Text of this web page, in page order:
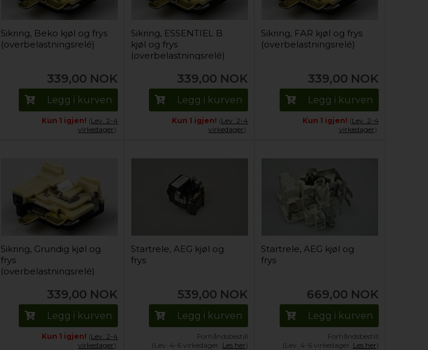
Sikring, Beko kjøl og frys
(overbelastningsrelé)
339,00 NOK
Legg i kurven
Kun 1 igjen! (Lev. 2-4
virkedager).
Sikring, ESSENTIEL B
kjøl og frys
(overbelastningsrelé)
339,00 NOK
Legg i kurven
Kun 1 igjen! (Lev. 2-4
virkedager).
Sikring, FAR kjøl og frys
(overbelastningsrelé)
339,00 NOK
Legg i kurven
Kun 1 igjen! (Lev. 2-4
virkedager).
Sikring, Grundig kjøl og
frys
(overbelastningsrelé)
339,00 NOK
Legg i kurven
Kun 1 igjen! (Lev. 2-4
virkedager).
Startrele, AEG kjøl og
frys
539,00 NOK
Legg i kurven
Forhåndsbestill
(Lev. 4-6 virkedager. Les her)
Startrele, AEG kjøl og
frys
669,00 NOK
Legg i kurven
Forhåndsbestill
(Lev. 4-6 virkedager. Les her)